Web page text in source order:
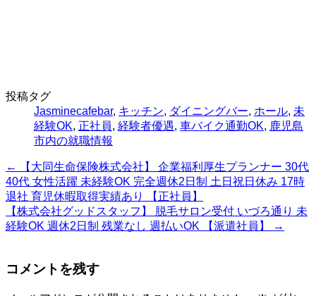
投稿タグ
Jasminecafebar, キッチン, ダイニングバー, ホール, 未
経験OK, 正社員, 経験者優遇, 車バイク通勤OK, 鹿児島
市内の就職情報
←
【大同生命保険株式会社】 企業福利厚生プランナー 30代
40代 女性活躍 未経験OK 完全週休2日制 土日祝日休み 17時
退社 育児休暇取得実績あり 【正社員】
【株式会社グッドスタッフ】 脱毛サロン受付 いづろ通り 未
経験OK 週休2日制 残業なし 週払いOK 【派遣社員】
→
コメントを残す